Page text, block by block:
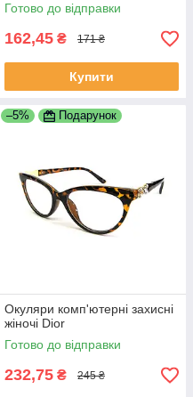
Готово до відправки
162,45 ₴ 171 ₴
Купити
–5% Подарунок
Окуляри комп'ютерні захисні
жіночі Dior
Готово до відправки
232,75 ₴ 245 ₴